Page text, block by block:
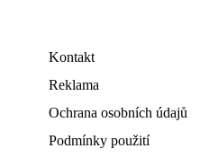
Kontakt
Reklama
Ochrana osobních údajů
Podmínky použití